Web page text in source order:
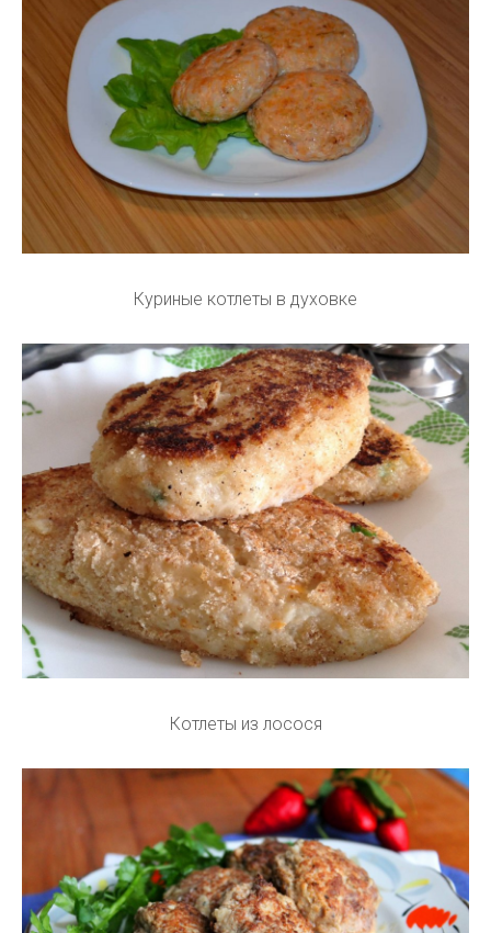
Куриные котлеты в духовке
Котлеты из лосося